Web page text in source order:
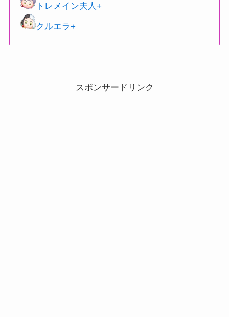
トレメイン夫人+
クルエラ+
スポンサードリンク